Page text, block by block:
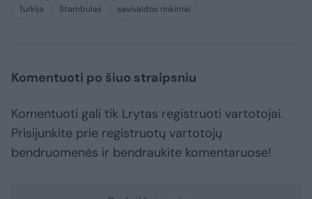
Turkija Stambulas savivaldos rinkimai
Komentuoti po šiuo straipsniu
Komentuoti gali tik Lrytas registruoti vartotojai.
Prisijunkite prie registruotų vartotojų
bendruomenės ir bendraukite komentaruose!